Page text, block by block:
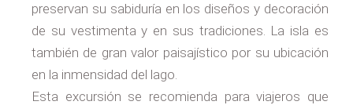
preservan su sabiduría en los diseños y decoración
de su vestimenta y en sus tradiciones. La isla es
también de gran valor paisajístico por su ubicación
en la inmensidad del lago.
Esta excursión se recomienda para viajeros que